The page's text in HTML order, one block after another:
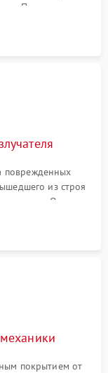
Проверка
окисления
поврежденных
из строя
Очистка
лака для
покрытием от